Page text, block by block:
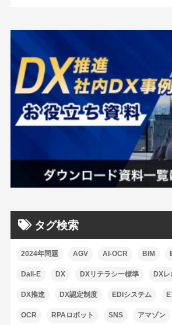
タグ検索
2024年問題 AGV AI-OCR BIM
Dall-E DX DXリテラシー標準 DXレ
DX推進 DX認定制度 EDIシステム
OCR RPAロボット SNS アマゾン